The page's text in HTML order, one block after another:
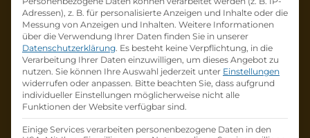
Die LehrstelleLehre zum:zur
Einzelhandelskaufmann:Einzelhandelskauffr
au Schwerpunkt LebensmittelbeiBILLA AG
ist schonbesetzt.
Firmenprofil besuchen
Andere Lehrstelle suchen
Adressen), z. B. für personalisierte Anzeigen und Inhalte oder die
Messung von Anzeigen und Inhalten. Weitere Informationen
über die Verwendung Ihrer Daten finden Sie in unserer
Datenschutzerklärung. Es besteht keine Verpflichtung, in die
Verarbeitung Ihrer Daten einzuwilligen, um dieses Angebot zu
nutzen. Sie können Ihre Auswahl jederzeit unter Einstellungen
widerrufen oder anpassen. Bitte beachten Sie, dass aufgrund
individueller Einstellungen möglicherweise nicht alle
Funktionen der Website verfügbar sind.
Einige Services verarbeiten personenbezogene Daten in den